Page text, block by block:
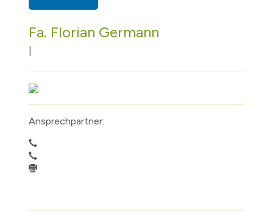
Fa. Florian Germann
Ansprechpartner: